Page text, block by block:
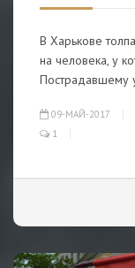
В Харькове
на человека, у
Пострадавшему
09-МАЙ-2017
1